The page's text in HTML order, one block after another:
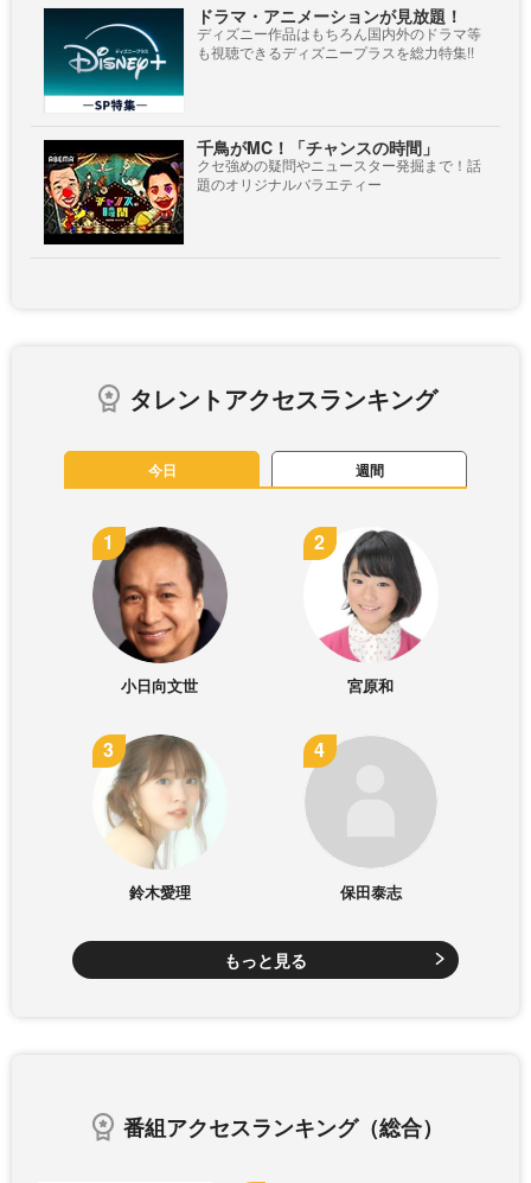
ドラマ・アニメーションが見放題！
ディズニー作品はもちろん国内外のドラマ等
も視聴できるディズニープラスを総力特集!!
千鳥がMC！「チャンスの時間」
クセ強めの疑問やニュースター発掘まで！話
題のオリジナルバラエティー
タレントアクセスランキング
今日 週間
小日向文世 宮原和
鈴木愛理 保田泰志
もっと見る
番組アクセスランキング（総合）